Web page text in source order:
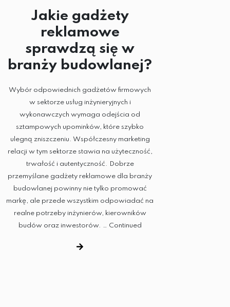
Jakie gadżety
reklamowe
sprawdzą się w
branży budowlanej?
Wybór odpowiednich gadżetów firmowych
w sektorze usług inżynieryjnych i
wykonawczych wymaga odejścia od
sztampowych upominków, które szybko
ulegną zniszczeniu. Współczesny marketing
relacji w tym sektorze stawia na użyteczność,
trwałość i autentyczność. Dobrze
przemyślane gadżety reklamowe dla branży
budowlanej powinny nie tylko promować
markę, ale przede wszystkim odpowiadać na
realne potrzeby inżynierów, kierowników
budów oraz inwestorów. … Continued